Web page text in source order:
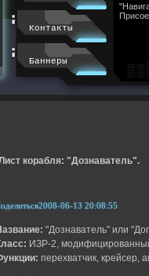
Контакты
Баннеры
корабля: "Дознаватель".
2008-06-13 20:08:55
"Дознаватель" или
ИЗР-2,
перехватчик, крейсер,